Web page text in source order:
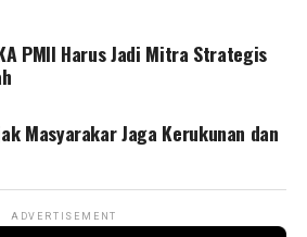
PMII Harus Jadi Mitra Strategis
Masyarakar Jaga Kerukunan dan
ADVERTISEMENT